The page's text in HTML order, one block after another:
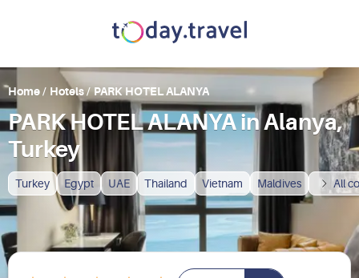
Turkey Egypt UAE Thailand Vietnam Maldives All
Home/ Hotels/ PARK HOTEL ALANYA
PARK HOTEL ALANYA in Alanya,
Turkey